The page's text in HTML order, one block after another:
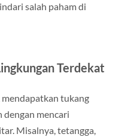
salah paham di
Terdekat
tukang
dengan mencari
Misalnya, tetangga,